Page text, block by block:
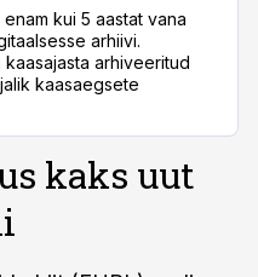
kui 5 aastat vana
arhiivi.
arhiveeritud
kaasaegsete
kaks uut